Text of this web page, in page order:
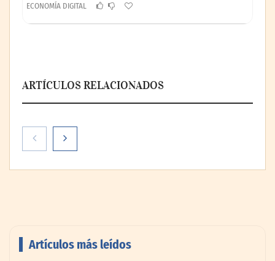
ECONOMÍA DIGITAL
ARTÍCULOS RELACIONADOS
El voto del público será decisivo para
elegir a los ganadores del X Concurso de
Artículos más leídos